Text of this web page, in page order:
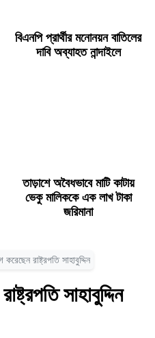
বিএনপি প্রার্থীর মনোনয়ন বাতিলের
দাবি অব্যাহত নান্দাইলে
তাড়াশে অবৈধভাবে মাটি কাটায়
ভেকু মালিককে এক লাখ টাকা
জরিমানা
করেছেন রাষ্ট্রপতি সাহাবুদ্দিন
সাহাবুদ্দিন